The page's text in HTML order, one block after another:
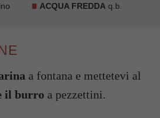
ACQUA FREDDA q.b.
a fontana e mettetevi al
il burro a pezzettini.